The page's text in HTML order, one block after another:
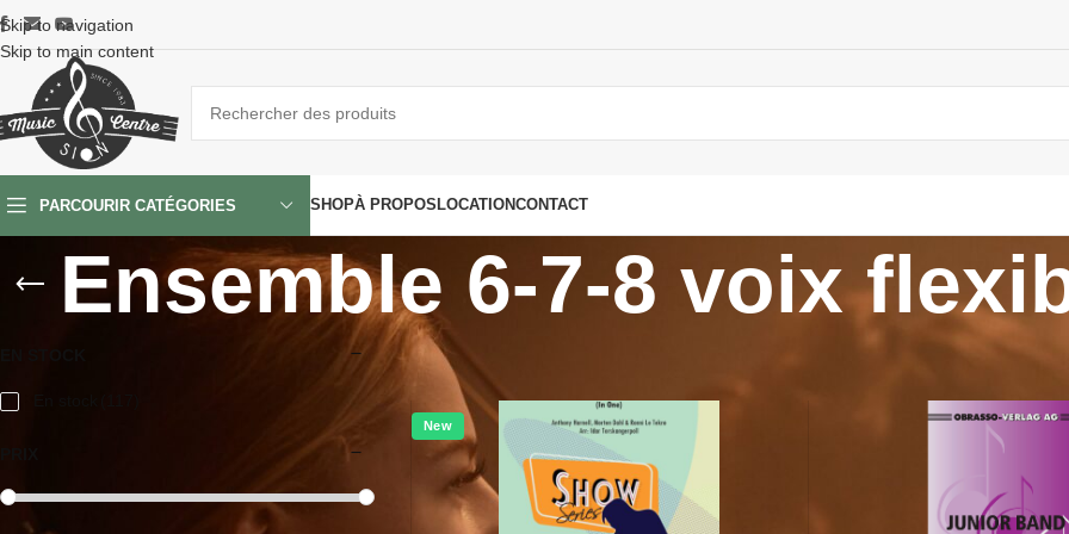
Skip to navigation
Skip to main content
PARCOURIR CATÉGORIES SHOPÀ PROPOS LOCATIONCONTACT
Ensemble 6-7-8 voix
Accueil Ensemble 6-7-8 voix flexible Show
New